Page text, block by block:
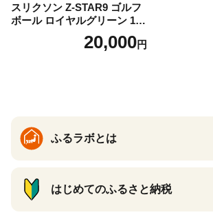
スリクソン Z-STAR9 ゴルフ
ボール ロイヤルグリーン 1ダ
ース 12球 兵庫県丹波市 ふる
20,000円
ふるラボとは
はじめてのふるさと納税